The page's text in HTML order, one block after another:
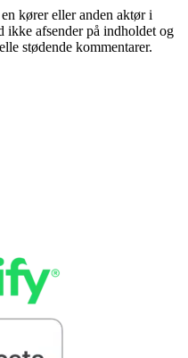
kører eller anden aktør i
ikke afsender på indholdet og
stødende kommentarer.